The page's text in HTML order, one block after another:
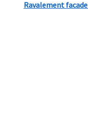
Ravalement